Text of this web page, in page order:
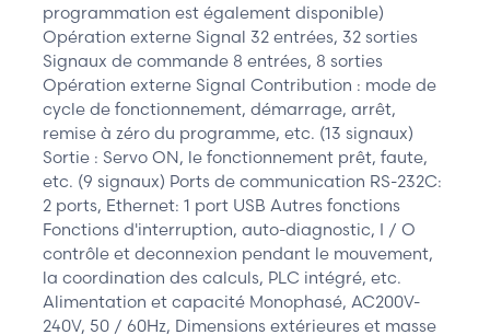
programmation est également disponible)
Opération externe Signal 32 entrées, 32 sorties
Signaux de commande 8 entrées, 8 sorties
Opération externe Signal Contribution : mode de
cycle de fonctionnement, démarrage, arrêt,
remise à zéro du programme, etc. (13 signaux)
Sortie : Servo ON, le fonctionnement prêt, faute,
etc. (9 signaux) Ports de communication RS-232C:
2 ports, Ethernet: 1 port USB Autres fonctions
Fonctions d'interruption, auto-diagnostic, I / O
contrôle et deconnexion pendant le mouvement,
la coordination des calculs, PLC intégré, etc.
Alimentation et capacité Monophasé, AC200V-
240V, 50 / 60Hz, Dimensions extérieures et masse